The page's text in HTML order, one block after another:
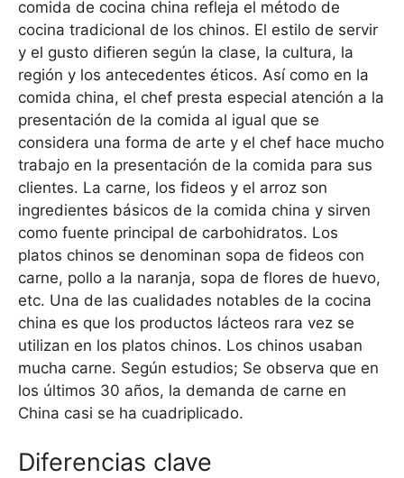
comida de cocina china refleja el método de
cocina tradicional de los chinos. El estilo de servir
y el gusto difieren según la clase, la cultura, la
región y los antecedentes éticos. Así como en la
comida china, el chef presta especial atención a la
presentación de la comida al igual que se
considera una forma de arte y el chef hace mucho
trabajo en la presentación de la comida para sus
clientes. La carne, los fideos y el arroz son
ingredientes básicos de la comida china y sirven
como fuente principal de carbohidratos. Los
platos chinos se denominan sopa de fideos con
carne, pollo a la naranja, sopa de flores de huevo,
etc. Una de las cualidades notables de la cocina
china es que los productos lácteos rara vez se
utilizan en los platos chinos. Los chinos usaban
mucha carne. Según estudios; Se observa que en
los últimos 30 años, la demanda de carne en
China casi se ha cuadriplicado.
Diferencias clave